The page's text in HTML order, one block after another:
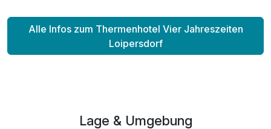
Alle Infos zum Thermenhotel Vier Jahreszeiten
Loipersdorf
Lage & Umgebung